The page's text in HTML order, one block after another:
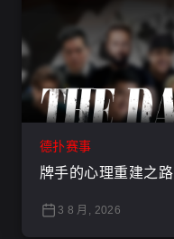
德扑赛事
牌手的心理重建之路
3 8 月, 2026